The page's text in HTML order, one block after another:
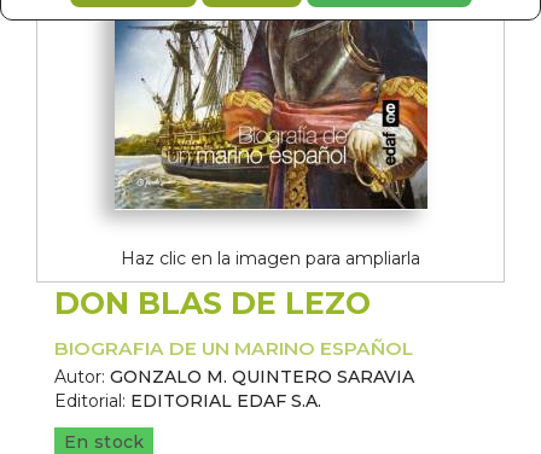
Haz clic en la imagen para ampliarla
DON BLAS DE LEZO
BIOGRAFIA DE UN MARINO ESPAÑOL
Autor: GONZALO M. QUINTERO SARAVIA
Editorial: EDITORIAL EDAF S.A.
En stock